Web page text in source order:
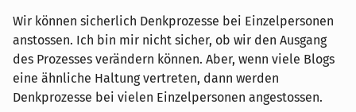
Wir können sicherlich Denkprozesse bei Einzelpersonen
anstossen. Ich bin mir nicht sicher, ob wir den Ausgang
des Prozesses verändern können. Aber, wenn viele Blogs
eine ähnliche Haltung vertreten, dann werden
Denkprozesse bei vielen Einzelpersonen angestossen.